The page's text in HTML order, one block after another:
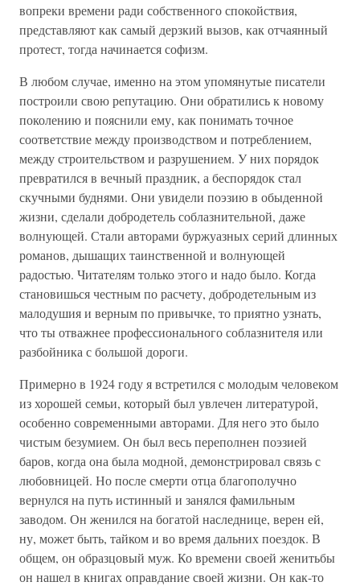
вопреки времени ради собственного спокойствия,
представляют как самый дерзкий вызов, как отчаянный
протест, тогда начинается софизм.
В любом случае, именно на этом упомянутые писатели
построили свою репутацию. Они обратились к новому
поколению и пояснили ему, как понимать точное
соответствие между производством и потреблением,
между строительством и разрушением. У них порядок
превратился в вечный праздник, а беспорядок стал
скучными буднями. Они увидели поэзию в обыденной
жизни, сделали добродетель соблазнительной, даже
волнующей. Стали авторами буржуазных серий длинных
романов, дышащих таинственной и волнующей
радостью. Читателям только этого и надо было. Когда
становишься честным по расчету, добродетельным из
малодушия и верным по привычке, то приятно узнать,
что ты отважнее профессионального соблазнителя или
разбойника с большой дороги.
Примерно в 1924 году я встретился с молодым человеком
из хорошей семьи, который был увлечен литературой,
особенно современными авторами. Для него это было
чистым безумием. Он был весь переполнен поэзией
баров, когда она была модной, демонстрировал связь с
любовницей. Но после смерти отца благополучно
вернулся на путь истинный и занялся фамильным
заводом. Он женился на богатой наследнице, верен ей,
ну, может быть, тайком и во время дальних поездок. В
общем, он образцовый муж. Ко времени своей женитьбы
он нашел в книгах оправдание своей жизни. Он как-то